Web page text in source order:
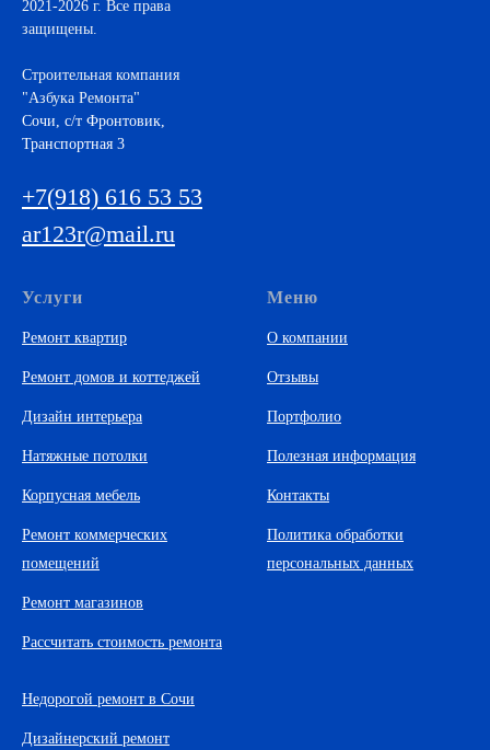
2021-2026 г. Все права
защищены.
Строительная компания
"Азбука Ремонта"
Cочи, с/т Фронтовик,
Транспортная 3
+7(918) 616 53 53
ar123r@mail.ru
Услуги
Ремонт квартир
Ремонт домов и коттеджей
Дизайн интерьера
Натяжные потолки
Корпусная мебель
Ремонт коммерческих
помещений
Ремонт магазинов
Рассчитать стоимость ремонта
Недорогой ремонт в Сочи
Дизайнерский ремонт
Меню
О компании
Отзывы
Портфолио
Полезная информация
Контакты
Политика обработки
персональных данных